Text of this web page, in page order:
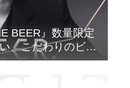
BEER』数量限定
、こだわりのビー